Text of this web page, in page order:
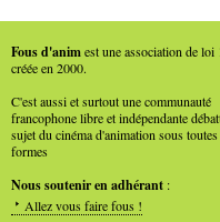
Fous d'animest une association de loi
créée en 2000.
C'est aussi et surtout une communauté
francophone libre et indépendante
sujet du cinéma d'animation sous toutes
formes
Nous soutenir en adhérant :
Allez vous faire fous !